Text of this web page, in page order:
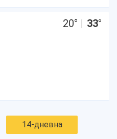
20° | 33°
14-дневна